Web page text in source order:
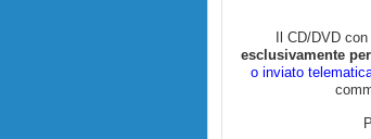
Il CD/DVD
esclusivamente
o inviato